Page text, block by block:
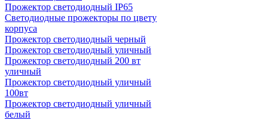
Прожектор светодиодный IP65
Светодиодные прожекторы по цвету
корпуса
Прожектор светодиодный черный
Прожектор светодиодный уличный
Прожектор светодиодный 200 вт
уличный
Прожектор светодиодный уличный
100вт
Прожектор светодиодный уличный
белый